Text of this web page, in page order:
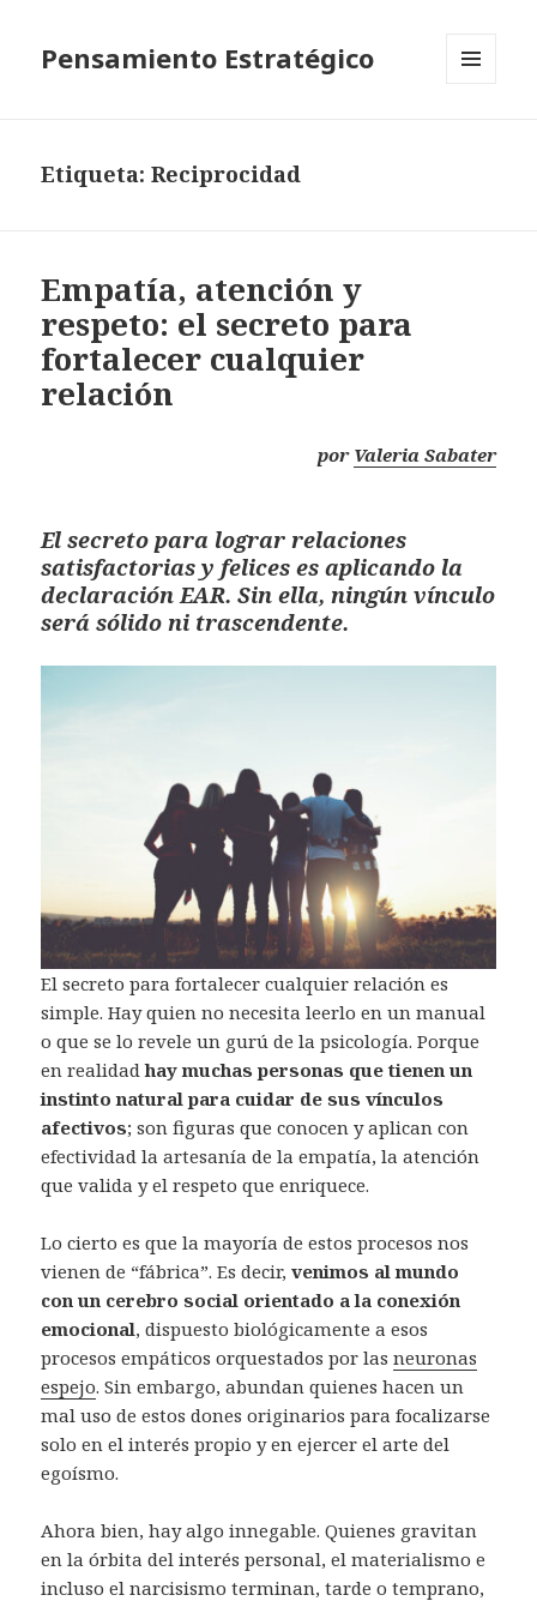
Pensamiento Estratégico
Etiqueta: Reciprocidad
Empatía, atención y
respeto: el secreto para
fortalecer cualquier
relación
por Valeria Sabater
El secreto para lograr relaciones
satisfactorias y felices es aplicando la
declaración EAR. Sin ella, ningún vínculo
será sólido ni trascendente.
El secreto para fortalecer cualquier relación es
simple. Hay quien no necesita leerlo en un manual
o que se lo revele un gurú de la psicología. Porque
en realidadhay muchas personas que tienen un
instinto natural para cuidar de sus vínculos
afectivos; son figuras que conocen y aplican con
efectividad la artesanía de la empatía, la atención
que valida y el respeto que enriquece.
Lo cierto es que la mayoría de estos procesos nos
vienen de “fábrica”. Es decir, venimos al mundo
con un cerebro social orientado a la conexión
emocional, dispuesto biológicamente a esos
procesos empáticos orquestados por lasneuronas
espejo. Sin embargo, abundan quienes hacen un
mal uso de estos dones originarios para focalizarse
solo en el interés propio y en ejercer el arte del
egoísmo.
Ahora bien, hay algo innegable. Quienes gravitan
en la órbita del interés personal, el materialismo e
incluso el narcisismo terminan, tarde o temprano,